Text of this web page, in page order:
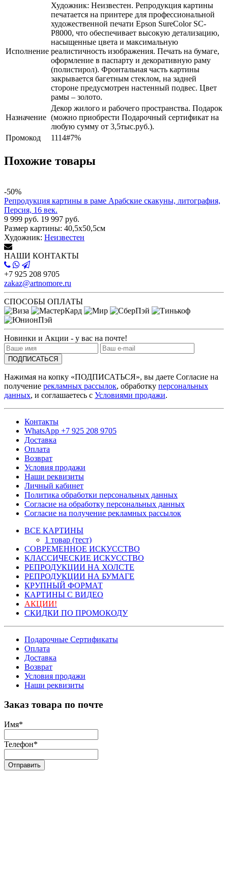
Исполнение
Художник: Неизвестен. Репродукция картины
печатается на принтере для профессиональной
художественной печати Epson SureColor SC-
P8000, что обеспечивает высокую детализацию,
насыщенные цвета и максимальную
реалистичность изображения. Печать на бумаге,
оформление в паспарту и декоративную раму
(полистирол). Фронтальная часть картины
закрывается багетным стеклом, на задней
стороне предусмотрен настенный подвес. Цвет
рамы – золото.
Назначение
Декор жилого и рабочего пространства. Подарок
(можно приобрести Подарочный сертификат на
любую сумму от 3,5тыс.руб.).
Промокод
1114#7%
Похожие товары
-50%
Репродукция картины в раме Арабские скакуны, литография,
Персия, 16 век.
9 999 руб. 19 997 руб.
Размер картины: 40,5х50,5см
Художник: Неизвестен
НАШИ КОНТАКТЫ
+7 925 208 9705
zakaz@artnomore.ru
СПОСОБЫ ОПЛАТЫ
Новинки и Акции - у вас на почте!
ПОДПИСАТЬСЯ
Нажимая на копку «ПОДПИСАТЬСЯ», вы даете Согласие на
получение рекламных рассылок, обработку персональных
данных, и соглашаетесь с Условиями продажи.
Контакты
WhatsApp +7 925 208 9705
Доставка
Оплата
Возврат
Условия продажи
Наши реквизиты
Личный кабинет
Политика обработки персональных данных
Согласие на обработку персональных данных
Согласие на получение рекламных рассылок
ВСЕ КАРТИНЫ
1 товар (тест)
СОВРЕМЕННОЕ ИСКУССТВО
КЛАССИЧЕСКИЕ ИСКУССТВО
РЕПРОДУКЦИИ НА ХОЛСТЕ
РЕПРОДУКЦИИ НА БУМАГЕ
КРУПНЫЙ ФОРМАТ
КАРТИНЫ С ВИДЕО
АКЦИИ!
СКИДКИ ПО ПРОМОКОДУ
Подарочные Сертификаты
Оплата
Доставка
Возврат
Условия продажи
Наши реквизиты
Заказ товара по почте
Имя*
Телефон*
Отправить